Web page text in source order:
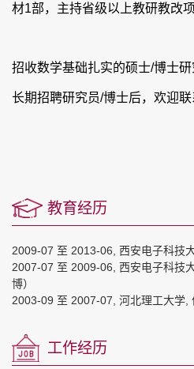
材1部，主持省级以上教研教改
招收数学基础扎实的硕士/博士研
长期招聘研究员/博士后，欢迎联
教育经历
2009-07 至 2013-06, 西安电子科技
2007-07 至 2009-06, 西安电子科技
博）
2003-09 至 2007-07, 河北理工大学,
工作经历